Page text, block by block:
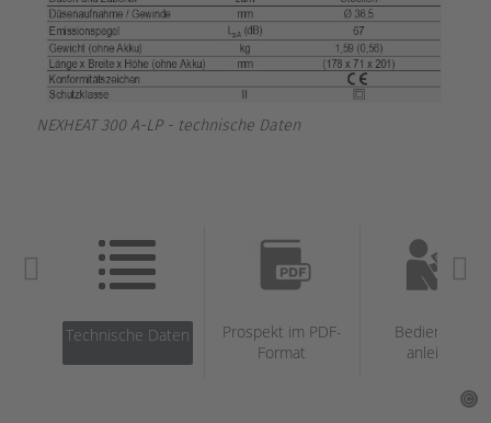
NEXHEAT 300 A-LP - technische Daten
Technische Daten
Prospekt im PDF-
Format
Bedienungs­
anleitung